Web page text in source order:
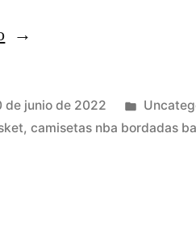
«Camisetas
Para
Mujer
de junio de 2022
en
,camisetas nba bordadas